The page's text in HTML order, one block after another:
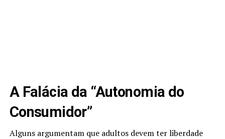
A Falácia da “Autonomia do
Consumidor”
Alguns argumentam que adultos devem ter liberdade